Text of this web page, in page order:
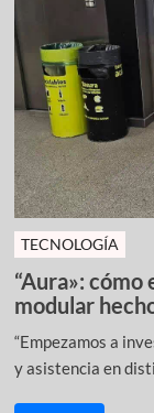
TECNOLOGÍA
“Aura»:
modular
“Empezamos a
y asistencia en